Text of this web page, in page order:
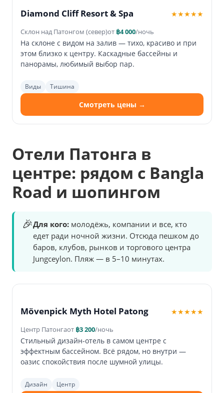
Diamond Cliff Resort & Spa ★★★★★
Склон над Патонгом (север)от ฿4 000/ночь
На склоне с видом на залив — тихо, красиво и при
этом близко к центру. Каскадные бассейны и
панорамы, любимый выбор пар.
Виды Тишина
Смотреть цены →
Отели Патонга в
центре: рядом с Bangla
Road и шопингом
🎉Для кого: молодёжь, компании и все, кто
едет ради ночной жизни. Отсюда пешком до
баров, клубов, рынков и торгового центра
Jungceylon. Пляж — в 5–10 минутах.
Mövenpick Myth Hotel Patong ★★★★★
Центр Патонгаот ฿3 200/ночь
Стильный дизайн-отель в самом центре с
эффектным бассейном. Всё рядом, но внутри —
оазис спокойствия после шумной улицы.
Дизайн Центр